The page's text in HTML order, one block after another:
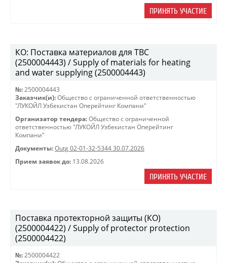
ПРИНЯТЬ УЧАСТИЕ
КО: Поставка материалов для ТВС
(2500004443) / Supply of materials for heating
and water supplying (2500004443)
№: 2500004443
Заказчик(и): Общество с ограниченной ответственностью
"ЛУКОЙЛ Узбекистан Оперейтинг Компани"
Организатор тендера: Общество с ограниченной
ответственностью "ЛУКОЙЛ Узбекистан Оперейтинг
Компани"
Документы: Outg 02-01-32-5344 30.07.2026
Прием заявок до: 13.08.2026
ПРИНЯТЬ УЧАСТИЕ
Поставка протекторной защиты (КО)
(2500004422) / Supply of protector protection
(2500004422)
№: 2500004422